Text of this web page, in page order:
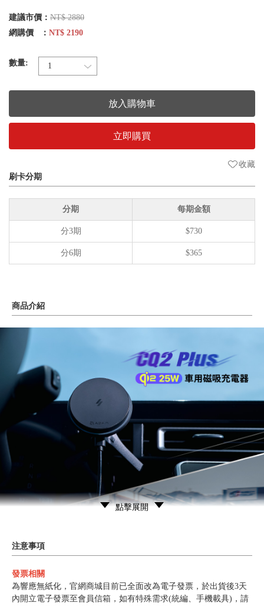
建議市價： NT$ 2880
網購價 ： NT$ 2190
數量:
放入購物車
立即購買
收藏
刷卡分期
分期 每期金額
分3期 $730
分6期 $365
商品介紹
點擊展開
注意事項
發票相關
為響應無紙化，官網商城目前已全面改為電子發票，於出貨後3天
內開立電子發票至會員信箱，如有特殊需求(統編、手機載具)，請